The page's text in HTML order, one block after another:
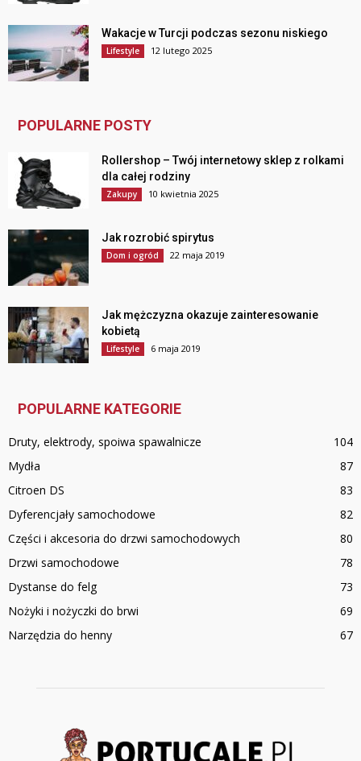
Wakacje w Turcji podczas sezonu niskiego
Lifestyle 12 lutego 2025
POPULARNE POSTY
Rollershop – Twój internetowy sklep z rolkami
dla całej rodziny
Zakupy 10 kwietnia 2025
Jak rozrobić spirytus
Dom i ogród 22 maja 2019
Jak mężczyzna okazuje zainteresowanie
kobietą
Lifestyle 6 maja 2019
POPULARNE KATEGORIE
Druty, elektrody, spoiwa spawalnicze
104
Mydła
87
Citroen DS
83
Dyferencjały samochodowe
82
Części i akcesoria do drzwi samochodowych
80
Drzwi samochodowe
78
Dystanse do felg
73
Nożyki i nożyczki do brwi
69
Narzędzia do henny
67